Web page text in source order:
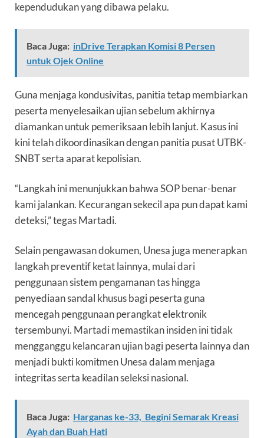
kependudukan yang dibawa pelaku.
Baca Juga: inDrive Terapkan Komisi 8 Persen
untuk Ojek Online
Guna menjaga kondusivitas, panitia tetap membiarkan
peserta menyelesaikan ujian sebelum akhirnya
diamankan untuk pemeriksaan lebih lanjut. Kasus ini
kini telah dikoordinasikan dengan panitia pusat UTBK-
SNBT serta aparat kepolisian.
“Langkah ini menunjukkan bahwa SOP benar-benar
kami jalankan. Kecurangan sekecil apa pun dapat kami
deteksi,” tegas Martadi.
Selain pengawasan dokumen, Unesa juga menerapkan
langkah preventif ketat lainnya, mulai dari
penggunaan sistem pengamanan tas hingga
penyediaan sandal khusus bagi peserta guna
mencegah penggunaan perangkat elektronik
tersembunyi. Martadi memastikan insiden ini tidak
mengganggu kelancaran ujian bagi peserta lainnya dan
menjadi bukti komitmen Unesa dalam menjaga
integritas serta keadilan seleksi nasional.
Baca Juga: Harganas ke-33, Begini Semarak Kreasi
Ayah dan Buah Hati